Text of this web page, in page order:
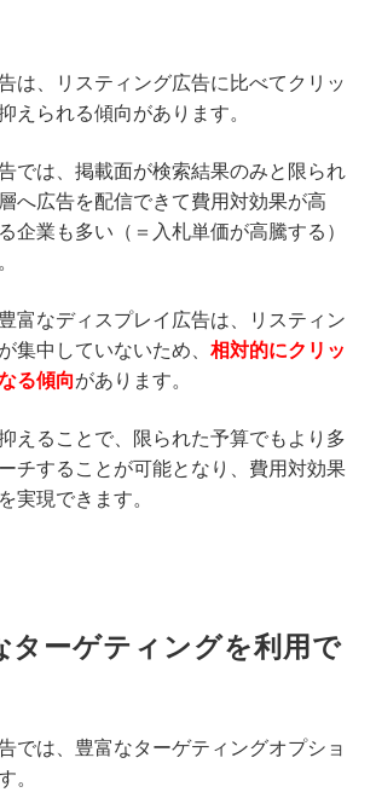
は、リスティング広告に比べてクリッ
えられる傾向があります。
では、掲載面が検索結果のみと限られ
へ広告を配信できて費用対効果が高
企業も多い（＝入札単価が高騰する）
富なディスプレイ広告は、リスティン
集中していないため、 相対的にクリッ
る傾向があります。
えることで、限られた予算でもより多
チすることが可能となり、費用対効果
実現できます。
ターゲティングを利用で
では、豊富なターゲティングオプショ
。